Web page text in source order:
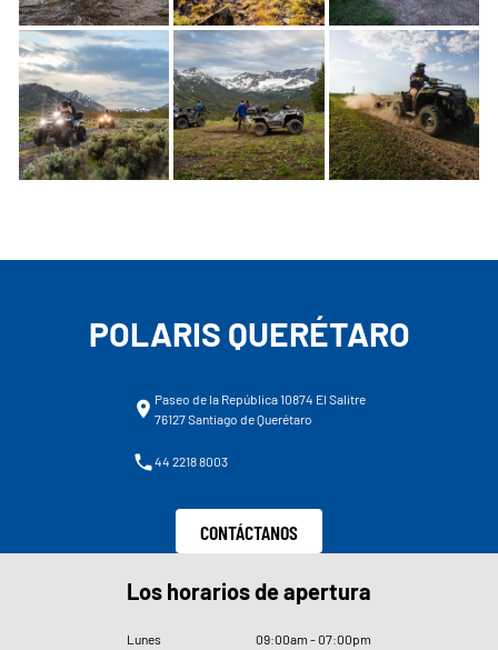
POLARIS QUERÉTARO
Paseo de la República 10874 El Salitre
76127 Santiago de Querétaro
44 2218 8003
CONTÁCTANOS
Los horarios de apertura
Lunes 09:00am - 07:00pm